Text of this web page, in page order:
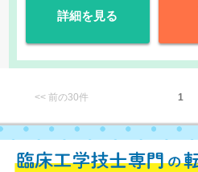
詳細を見る
<< 前の30件 1